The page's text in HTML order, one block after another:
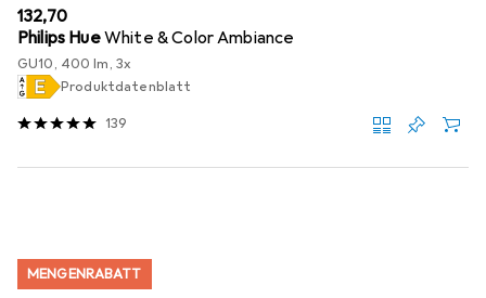
EUR
132,70
Philips HueWhite & Color Ambiance
GU10, 400 lm, 3x
Produktdatenblatt
139
MENGENRABATT